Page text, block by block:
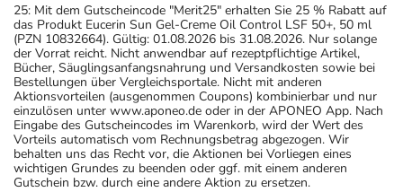
25: Mit dem Gutscheincode "Merit25" erhalten Sie 25 % Rabatt auf
das Produkt Eucerin Sun Gel-Creme Oil Control LSF 50+, 50 ml
(PZN 10832664). Gültig: 01.08.2026 bis 31.08.2026. Nur solange
der Vorrat reicht. Nicht anwendbar auf rezeptpflichtige Artikel,
Bücher, Säuglingsanfangsnahrung und Versandkosten sowie bei
Bestellungen über Vergleichsportale. Nicht mit anderen
Aktionsvorteilen (ausgenommen Coupons) kombinierbar und nur
einzulösen unter www.aponeo.de oder in der APONEO App. Nach
Eingabe des Gutscheincodes im Warenkorb, wird der Wert des
Vorteils automatisch vom Rechnungsbetrag abgezogen. Wir
behalten uns das Recht vor, die Aktionen bei Vorliegen eines
wichtigen Grundes zu beenden oder ggf. mit einem anderen
Gutschein bzw. durch eine andere Aktion zu ersetzen.